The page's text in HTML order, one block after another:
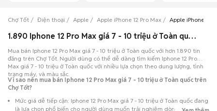
Chợ Tốt Điện thoại Apple Apple iPhone 12 Pro Max Apple iPhone 12
1.890 Iphone 12 Pro Max giá 7 - 10 triệu ở Toàn quốc máy đẹp đang bán 08/2026
Mua bán Iphone 12 Pro Max giá 7 - 10 triệu ở Toàn quốc với hơn 1.890 tin
đăng trên Chợ Tốt. Người dùng có thể dễ dàng tìm kiếm Iphone 12 Pro
Max giá 7 - 10 triệu ở Toàn quốc với nhiều lựa chọn theo dung lượng, tình
trạng máy, và màu sắc.
Vì sao nên mua bán Iphone 12 Pro Max giá 7 - 10 triệu ở Toàn quốc trên
Chợ Tốt?
Mức giá dễ tiếp cận: Iphone 12 Pro Max giá 7 - 10 triệu ở Toàn quốc đang
là lựa chọn phổ biến cho người dùng muốn trải nghiệm dòng máy này